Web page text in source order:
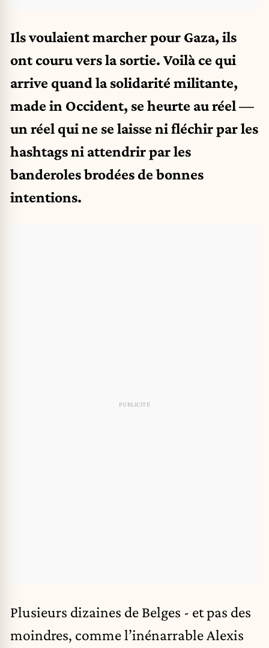
Ils voulaient marcher pour Gaza, ils
ont couru vers la sortie. Voilà ce qui
arrive quand la solidarité militante,
made in Occident, se heurte au réel —
un réel qui ne se laisse ni fléchir par les
hashtags ni attendrir par les
banderoles brodées de bonnes
intentions.
Plusieurs dizaines de Belges - et pas des
moindres, comme l’inénarrable Alexis